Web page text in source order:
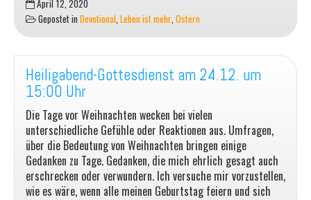
April 12, 2020
Gepostet inDevotional Leben ist mehr Ostern
Heiligabend-Gottesdienst am 24.12. um
15:00 Uhr
Die Tage vor Weihnachten wecken bei vielen
unterschiedliche Gefühle oder Reaktionen aus. Umfragen,
über die Bedeutung von Weihnachten bringen einige
Gedanken zu Tage. Gedanken, die mich ehrlich gesagt auch
erschrecken oder verwundern. Ich versuche mir vorzustellen,
wie es wäre, wenn alle meinen Geburtstag feiern und sich